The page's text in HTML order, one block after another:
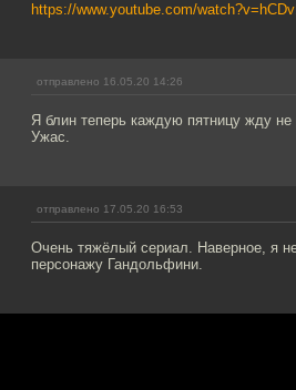
https://www.youtube.com/
отправлено 16.05.20 14:26
Я блин теперь каждую пятницу жду
Ужас.
отправлено 17.05.20 16:53
Очень тяжёлый сериал. Наверное, я
персонажу Гандольфини.